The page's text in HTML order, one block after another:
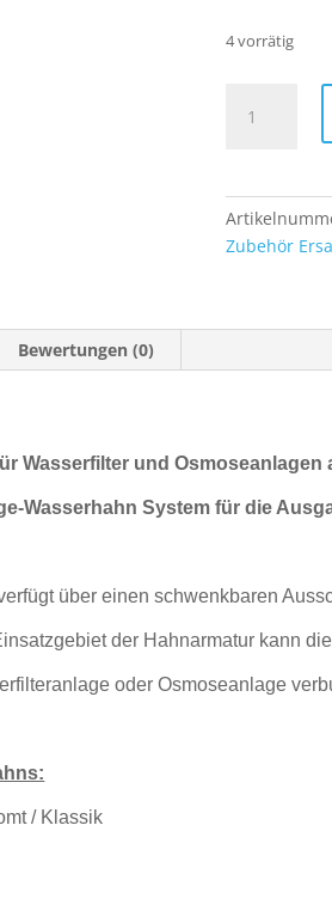
4 vorrätig
Wasserhahn
Zubehör
Bewertungen (0)
Wasserfilter und Osmoseanlagen
Wasserhahn System für die
über einen schwenkbaren
der Hahnarmatur kann
oder Osmoseanlage
/ Klassik